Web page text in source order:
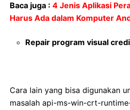
Baca juga : 4 Jenis Aplikasi
Harus Ada dalam Komputer
Repair program visual
Cara lain yang bisa digunakan
masalah api-ms-win-crt-